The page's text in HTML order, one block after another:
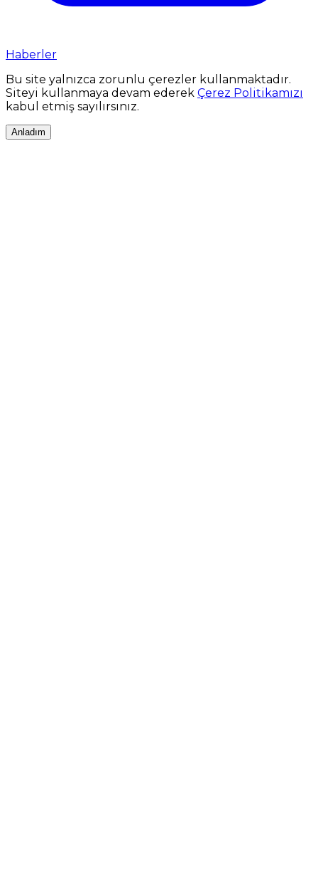
Haberler
Bu site yalnızca zorunlu çerezler kullanmaktadır.
Siteyi kullanmaya devam ederek Çerez Politikamızı
kabul etmiş sayılırsınız.
Anladım